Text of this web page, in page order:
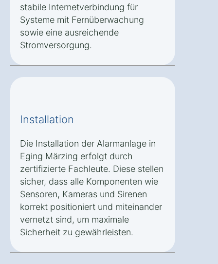
stabile Internetverbindung für
Systeme mit Fernüberwachung
sowie eine ausreichende
Stromversorgung.
Installation
Die Installation der Alarmanlage in
Eging Märzing erfolgt durch
zertifizierte Fachleute. Diese stellen
sicher, dass alle Komponenten wie
Sensoren, Kameras und Sirenen
korrekt positioniert und miteinander
vernetzt sind, um maximale
Sicherheit zu gewährleisten.